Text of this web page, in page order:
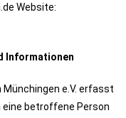
Website:
Informationen
e.V. erfasst
betroffene Person